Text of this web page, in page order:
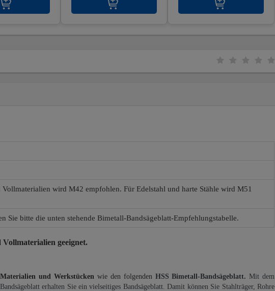
wird M42 empfohlen. Für Edelstahl und harte Stähle wird M51
Sie bitte die unten stehende Bimetall-Bandsägeblatt-Empfehlungstabelle.
geeignet.
und Werkstücken wie den folgenden HSS Bimetall-Bandsägeblatt. Mit dem
erhalten Sie ein vielseitiges Bandsägeblatt. Damit können Sie Stahlträger, Rohre